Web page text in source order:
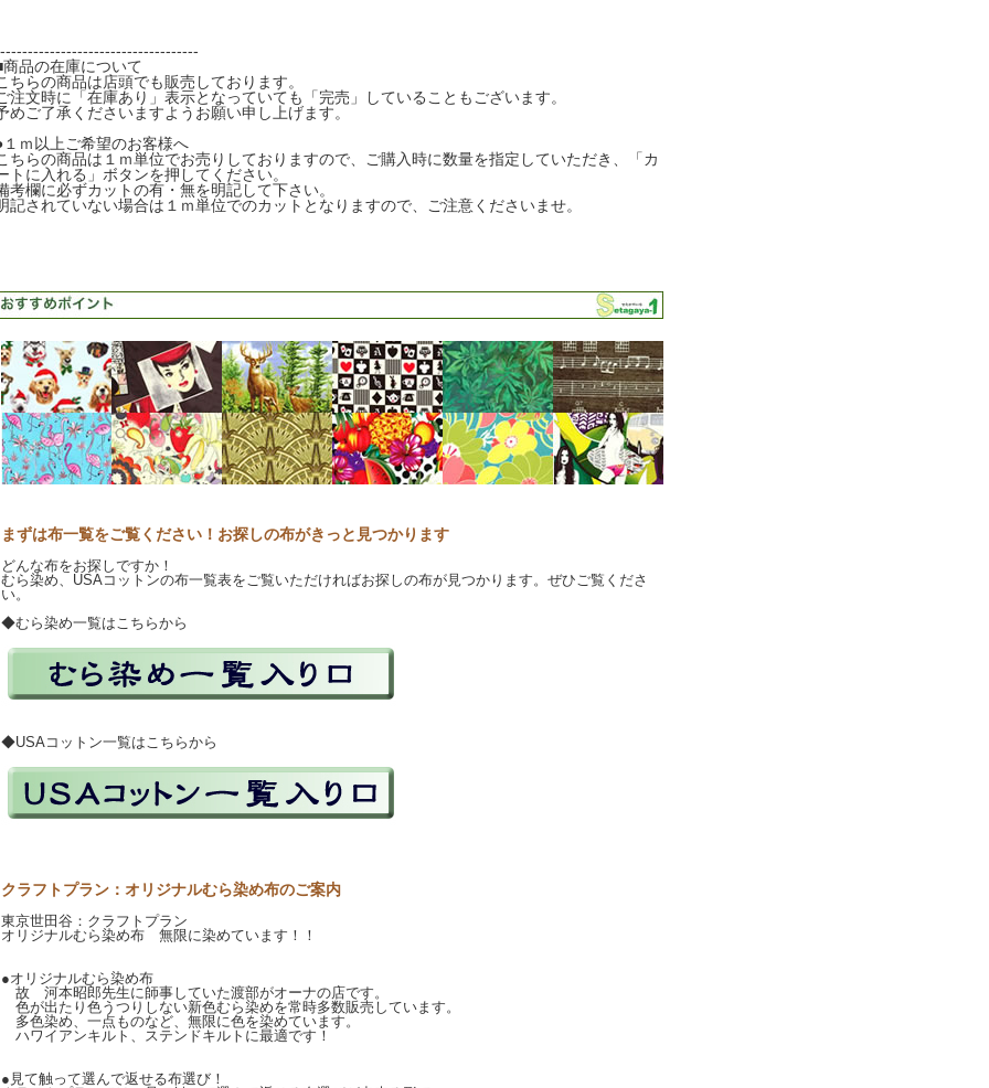
品の在庫について
ちらの商品は店頭でも販売しております。
注文時に「在庫あり」表示となっていても「完売」していることもございます。
めご了承くださいますようお願い申し上げます。
ｍ以上ご希望のお客様へ
ちらの商品は１ｍ単位でお売りしておりますので、ご購入時に数量を指定していただき、「カ
トに入れる」ボタンを押してください。
考欄に必ずカットの有・無を明記して下さい。
記されていない場合は１ｍ単位でのカットとなりますので、ご注意くださいませ。
まずは布一覧をご覧ください！お探しの布がきっと見つかります
どんな布をお探しですか！
むら染め、USAコットンの布一覧表をご覧いただければお探しの布が見つかります。ぜひご覧くださ
い。
◆むら染め一覧はこちらから
◆USAコットン一覧はこちらから
クラフトプラン：オリジナルむら染め布のご案内
東京世田谷：クラフトプラン
オリジナルむら染め布 無限に染めています！！
●オリジナルむら染め布
故 河本昭郎先生に師事していた渡部がオーナの店です。
色が出たり色うつりしない新色むら染めを常時多数販売しています。
多色染め、一点ものなど、無限に色を染めています。
ハワイアンキルト、ステンドキルトに最適です！
●見て触って選んで返せる布選び！